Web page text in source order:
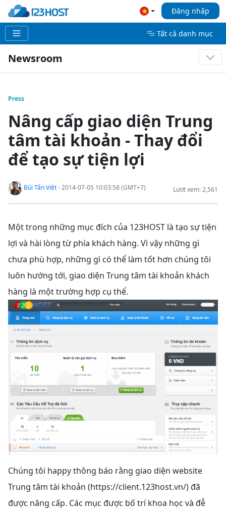
Đăng nhập
Tất cả danh mục
Newsroom
Press
Nâng cấp giao diện Trung
tâm tài khoản - Thay đổi
để tạo sự tiện lợi
Lượt xem: 2,561
Bùi Tấn Việt- 2014-07-05 10:03:58 (GMT+7)
Một trong những mục đích của 123HOST là tạo sự tiện
lợi và hài lòng từ phía khách hàng. Vì vậy những gì
chưa phù hợp, những gì có thể làm tốt hơn chúng tôi
luôn hướng tới, giao diện Trung tâm tài khoản khách
hàng là một trường hợp cụ thể.
Chúng tôi happy thông báo rằng giao diện website
Trung tâm tài khoản (https://client.123host.vn/) đã
được nâng cấp. Các mục được bố trí khoa học và đễ